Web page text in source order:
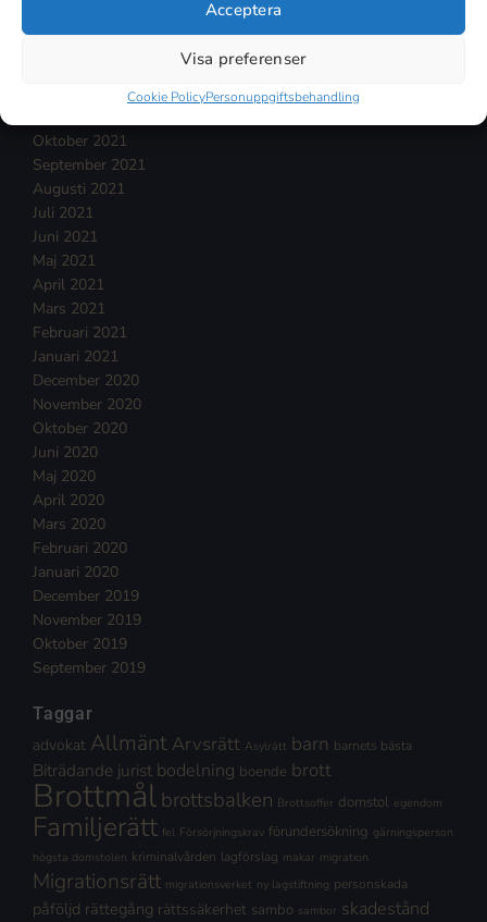
Acceptera
Visa preferenser
Cookie PolicyPersonuppgiftsbehandling
December 2021
Oktober 2021
September 2021
Augusti 2021
Juli 2021
Juni 2021
Maj 2021
April 2021
Mars 2021
Februari 2021
Januari 2021
December 2020
November 2020
Oktober 2020
Juni 2020
Maj 2020
April 2020
Mars 2020
Februari 2020
Januari 2020
December 2019
November 2019
Oktober 2019
September 2019
Taggar
advokat Allmänt Arvsrätt Asylrätt barn barnets bästa
Biträdande jurist bodelning boende brott
Brottmålbrottsbalken Brottsoffer domstol egendom
Familjerätt fel Försörjningskrav förundersökning gärningsperson
högsta domstolen kriminalvården lagförslag makar migration
Migrationsrätt migrationsverket ny lagstiftning personskada
påföljd rättegång rättssäkerhet sambo sambor skadestånd